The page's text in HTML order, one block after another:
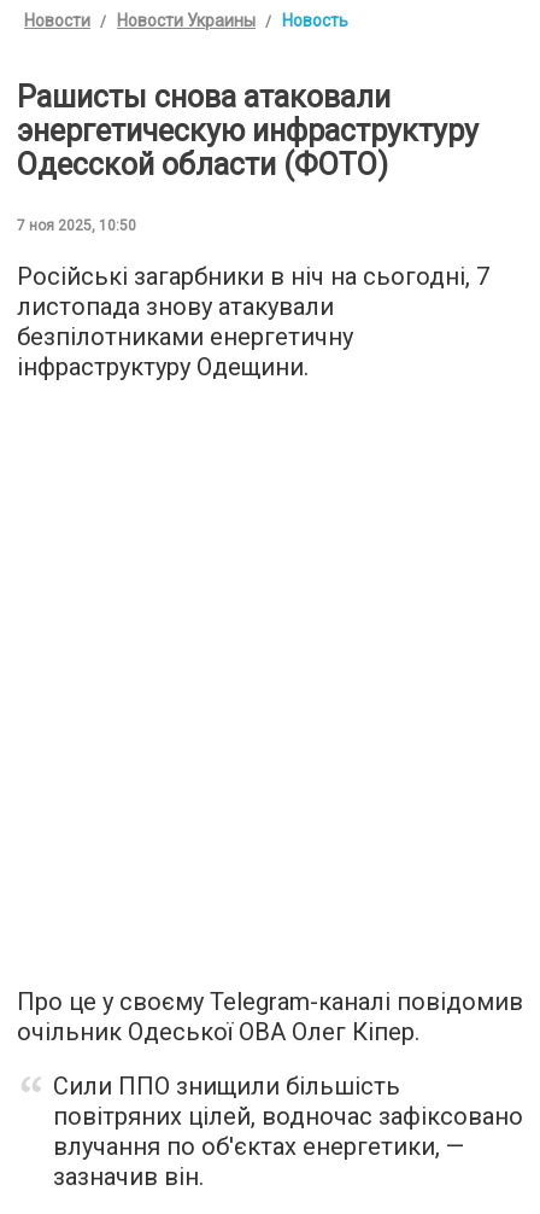
Новости Новости Украины Новость
Рашисты снова атаковали
энергетическую инфраструктуру
Одесской области (ФОТО)
7 ноя 2025, 10:50
Російські загарбники в ніч на сьогодні, 7
листопада знову атакували
безпілотниками енергетичну
інфраструктуру Одещини.
Про це у своєму Telegram-каналі повідомив
очільник Одеської ОВА Олег Кіпер.
Сили ППО знищили більшість
повітряних цілей, водночас зафіксовано
влучання по об'єктах енергетики, —
зазначив він.